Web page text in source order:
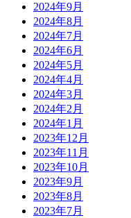
2024年9月
2024年8月
2024年7月
2024年6月
2024年5月
2024年4月
2024年3月
2024年2月
2024年1月
2023年12月
2023年11月
2023年10月
2023年9月
2023年8月
2023年7月